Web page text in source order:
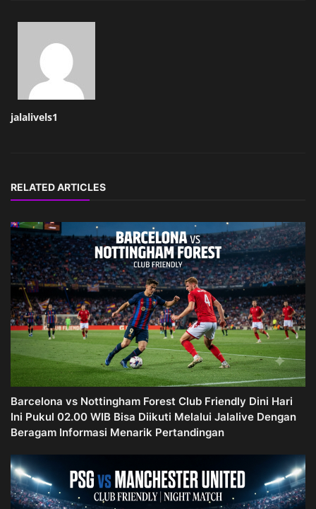
jalalivels1
RELATED ARTICLES
Barcelona vs Nottingham Forest Club Friendly Dini Hari
Ini Pukul 02.00 WIB Bisa Diikuti Melalui Jalalive Dengan
Beragam Informasi Menarik Pertandingan